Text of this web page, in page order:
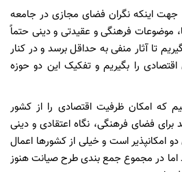
اینکه نگران فضای مجازی در جامعه
موضوعات فرهنگی و عقیدتی و دینی حتماً
تا آثار منفی به حداقل برسد و در کنار
را بگیریم و تفکیک این دو حوزه
که امکان ظرفیت اقتصادی را از کشور
برای فضای فرهنگی، نگاه اعتقادی و دینی
امکانپذیر است و خیلی از کشورها اعمال
اما در مجموع جمع بندی طرح صیانت هنوز